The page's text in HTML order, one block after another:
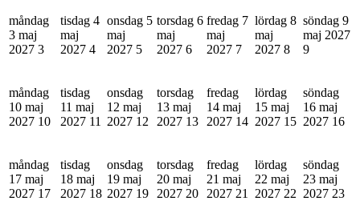
måndag
3 maj
2027 3
tisdag 4
maj
2027 4
onsdag 5
maj
2027 5
torsdag 6
maj
2027 6
fredag 7
maj
2027 7
lördag 8
maj
2027 8
söndag 9
maj 2027
9
måndag
10 maj
2027 10
tisdag
11 maj
2027 11
onsdag
12 maj
2027 12
torsdag
13 maj
2027 13
fredag
14 maj
2027 14
lördag
15 maj
2027 15
söndag
16 maj
2027 16
måndag
17 maj
2027 17
tisdag
18 maj
2027 18
onsdag
19 maj
2027 19
torsdag
20 maj
2027 20
fredag
21 maj
2027 21
lördag
22 maj
2027 22
söndag
23 maj
2027 23